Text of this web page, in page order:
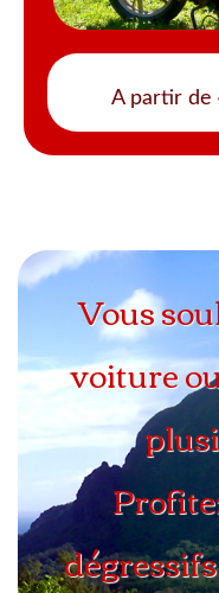
A partir de
Vous
voiture